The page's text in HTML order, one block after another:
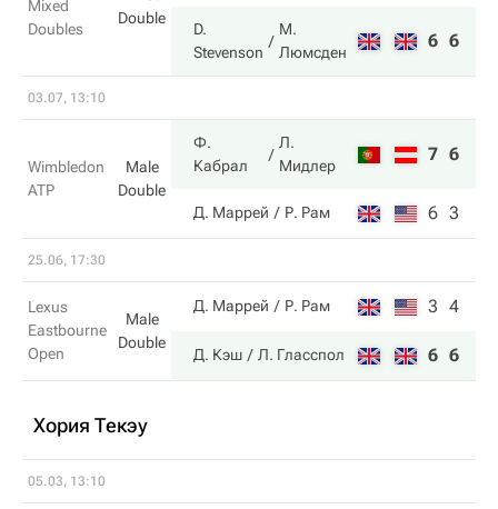
Mixed
Doubles
Double
D.
Stevenson
М.
Люмсден
6 6
03.07, 13:10
Wimbledon
ATP
Male
Double
Ф.
Кабрал
Л.
Мидлер
7 6
Д. Маррей Р. Рам 6 3
25.06, 17:30
Lexus
Eastbourne
Open
Male
Double
Д. Маррей Р. Рам 3 4
Д. Кэш Л. Гласспол 6 6
Хория Текэу
05.03, 13:10